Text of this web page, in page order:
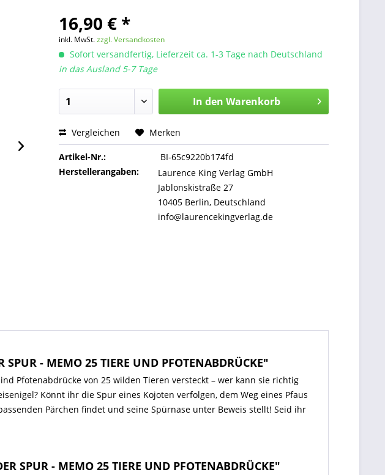
16,90 € *
inkl. MwSt.zzgl. Versandkosten
Sofort versandfertig, Lieferzeit ca. 1-3 Tage nach Deutschland
in das Ausland 5-7 Tage
In den Warenkorb
Vergleichen Merken
Artikel-Nr.:
BI-65c9220b174fd
Herstellerangaben:
Laurence King Verlag GmbH
Jablonskistraße 27
10405 Berlin, Deutschland
info@laurencekingverlag.de
- MEMO 25 TIERE UND PFOTENABDRÜCKE"
Pfotenabdrücke von 25 wilden Tieren versteckt – wer kann sie richtig
Könnt ihr die Spur eines Kojoten verfolgen, dem Weg eines Pfaus
Pärchen findet und seine Spürnase unter Beweis stellt! Seid ihr
SPUR - MEMO 25 TIERE UND PFOTENABDRÜCKE"